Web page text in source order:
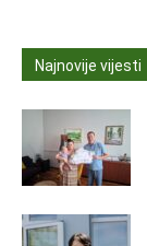
Najnovije vijesti